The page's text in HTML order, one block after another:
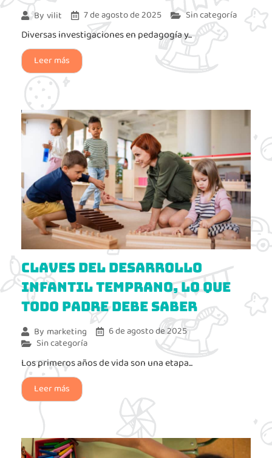
By vilit 7 de agosto de 2025 Sin categoría
Diversas investigaciones en pedagogía y...
Leer más
Claves del Desarrollo
Infantil Temprano, lo que
todo padre debe saber
By marketing
6 de agosto de 2025
Sin categoría
Los primeros años de vida son una etapa...
Leer más